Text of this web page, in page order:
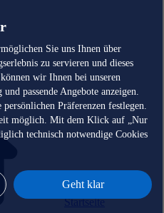
Sie uns Ihnen über
zu servieren und dieses
wir Ihnen bei unseren
passende Angebote anzeigen.
Präferenzen festlegen.
möglich. Mit dem Klick auf „Nur
technisch notwendige Cookies
Geht klar
Startseite